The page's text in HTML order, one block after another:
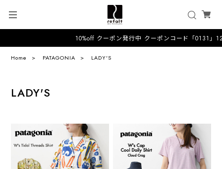
10%off クーポン発行中 クーポンコード「0131」12
Home PATAGONIA LADY'S
LADY'S